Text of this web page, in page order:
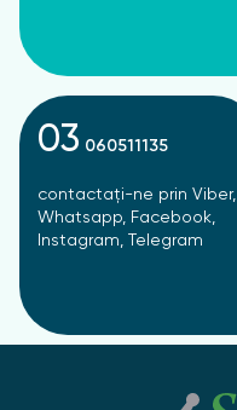
03 060511135
contactați-ne prin Viber,
Whatsapp, Facebook,
Instagram, Telegram